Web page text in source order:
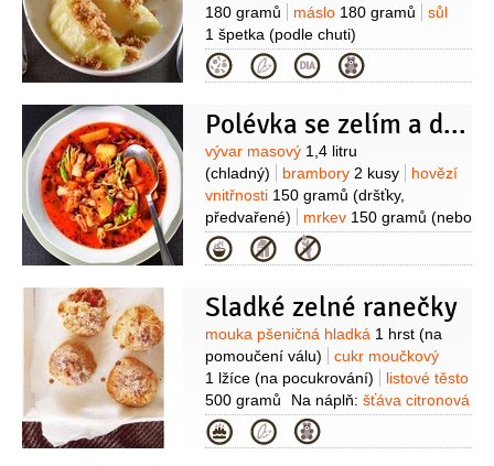
180 gramů
máslo 180 gramů
sůl
1 špetka (podle chuti)
Kategorie
Polévka se zelím a dršťkami
Suroviny
vývar masový 1,4 litru
(chladný)
brambory 2 kusy
hovězí
vnitřnosti 150 gramů (dršťky,
předvařené)
mrkev 150 gramů (nebo
jiná kořenová zelenina)
120 gramů
cibule1 kus
fazole
cherry 4 kusy máslo 1 lžíce
Kategorie
Sladké zelné ranečky
Suroviny
mouka pšeničná hladká 1 hrst (na
pomoučení válu)
cukr moučkový
1 lžíce (na pocukrování)
listové těsto
500 gramů
Na náplň: šťáva citronová
1 lžička (nebo limetková )
1 hrst (sušená - křížaly, propraná,
Kategorie